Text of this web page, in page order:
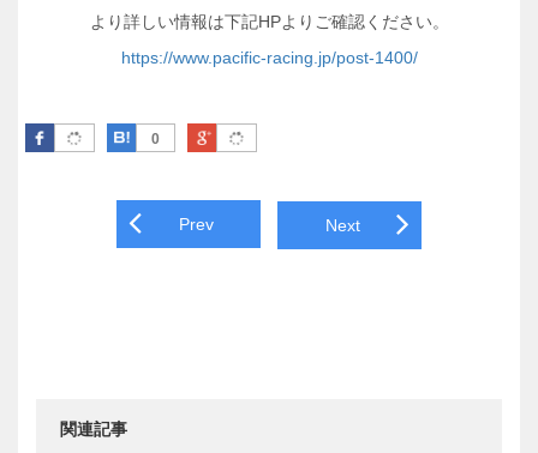
より詳しい情報は下記HPよりご確認ください。
https://www.pacific-racing.jp/post-1400/
Facebook 0
はてなブックマーク
Google Plus
Post navigation
Prev Next
関連記事